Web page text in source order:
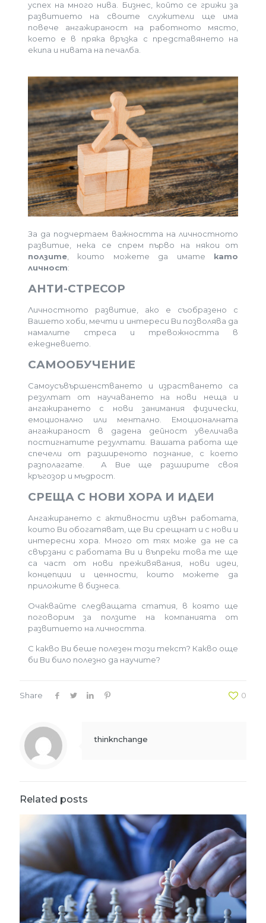
успех на много нива. Бизнес, който се грижи за
развитието на своите служители ще има
повече ангажираност на работното място,
което е в пряка връзка с представянето на
екипа и нивата на печалба.
За да подчертаем важността на личностното
развитие, нека се спрем първо на някои от
ползите, които можете да имате като
личност:
АНТИ-СТРЕСОР
Личностното развитие, ако е съобразено с
Вашето хоби, мечти и интереси Ви позволява да
намалите стреса и тревожността в
ежедневието.
САМООБУЧЕНИЕ
Самоусъвършенстването и израстването са
резултат от научаването на нови неща и
ангажирането с нови занимания физически,
емоционално или ментално. Емоционалната
ангажираност в дадена дейност увеличава
постигнатите резултати. Вашата работа ще
спечели от разширеното познание, с което
разполагате. А Вие ще разширите своя
кръгозор и мъдрост.
СРЕЩА С НОВИ ХОРА И ИДЕИ
Ангажирането с активности извън работата,
които Ви обогатяват, ще Ви срещнат и с нови и
интересни хора. Много от тях може да не са
свързани с работата Ви и въпреки това те ще
са част от нови преживявания, нови идеи,
концепции и ценности, които можете да
приложите в бизнеса.
Очаквайте следващата статия, в която ще
поговорим за ползите на компанията от
развитието на личността.
С какво Ви беше полезен този текст? Какво още
би Ви било полезно да научите?
Share 0
thinknchange
Related posts